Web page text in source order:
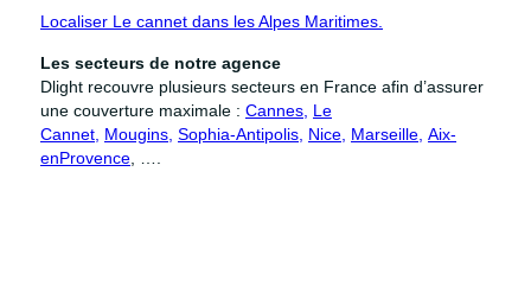
Localiser Le cannet dans les Alpes Maritimes.
Les secteurs de notre agence
Dlight recouvre plusieurs secteurs en France afin d’assurer
une couverture maximale : Cannes, Le
Cannet, Mougins, Sophia-Antipolis, Nice, Marseille, Aix-
enProvence